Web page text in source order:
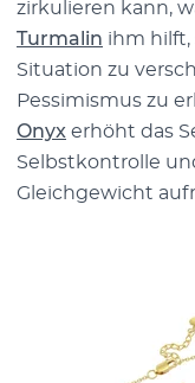
zirkulieren kann,
Turmalin ihm hilft,
Situation zu
Pessimismus zu
Onyx erhöht das
Selbstkontrolle
Gleichgewicht